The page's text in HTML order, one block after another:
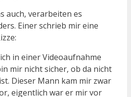
auch, verarbeiten es
Einer schrieb mir eine
in einer Videoaufnahme
mir nicht sicher, ob da nicht
Dieser Mann kam mir zwar
eigentlich war er mir vor